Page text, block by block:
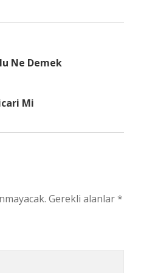
Ne Demek
Mi
Gerekli alanlar*